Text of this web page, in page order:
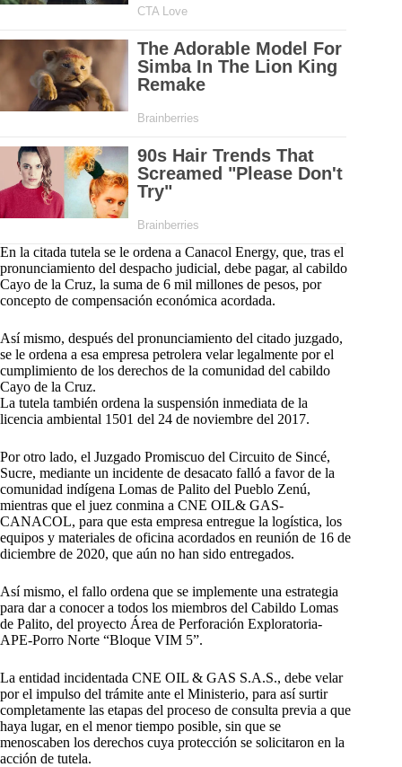
En la citada tutela se le ordena a Canacol Energy, que, tras el
pronunciamiento del despacho judicial, debe pagar, al cabildo
Cayo de la Cruz, la suma de 6 mil millones de pesos, por
concepto de compensación económica acordada.
Así mismo, después del pronunciamiento del citado juzgado,
se le ordena a esa empresa petrolera velar legalmente por el
cumplimiento de los derechos de la comunidad del cabildo
Cayo de la Cruz.
La tutela también ordena la suspensión inmediata de la
licencia ambiental 1501 del 24 de noviembre del 2017.
Por otro lado, el Juzgado Promiscuo del Circuito de Sincé,
Sucre, mediante un incidente de desacato falló a favor de la
comunidad indígena Lomas de Palito del Pueblo Zenú,
mientras que el juez conmina a CNE OIL& GAS-
CANACOL, para que esta empresa entregue la logística, los
equipos y materiales de oficina acordados en reunión de 16 de
diciembre de 2020, que aún no han sido entregados.
Así mismo, el fallo ordena que se implemente una estrategia
para dar a conocer a todos los miembros del Cabildo Lomas
de Palito, del proyecto Área de Perforación Exploratoria-
APE-Porro Norte “Bloque VIM 5”.
La entidad incidentada CNE OIL & GAS S.A.S., debe velar
por el impulso del trámite ante el Ministerio, para así surtir
completamente las etapas del proceso de consulta previa a que
haya lugar, en el menor tiempo posible, sin que se
menoscaben los derechos cuya protección se solicitaron en la
acción de tutela.